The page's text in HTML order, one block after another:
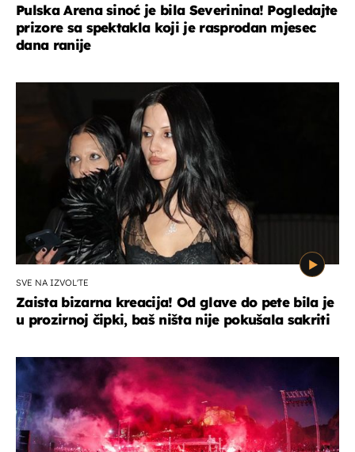
Pulska Arena sinoć je bila Severinina! Pogledajte
prizore sa spektakla koji je rasprodan mjesec
dana ranije
SVE NA IZVOL'TE
Zaista bizarna kreacija! Od glave do pete bila je
u prozirnoj čipki, baš ništa nije pokušala sakriti